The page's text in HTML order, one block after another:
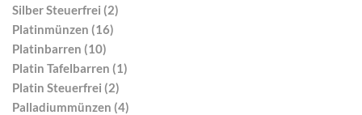
Silber Steuerfrei (2)
Platinmünzen (16)
Platinbarren (10)
Platin Tafelbarren (1)
Platin Steuerfrei (2)
Palladiummünzen (4)